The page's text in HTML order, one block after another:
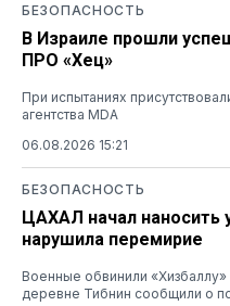
БЕЗОПАСНОСТЬ
В Израиле прошли
ПРО «Хец»
При испытаниях
агентства MDA
06.08.2026 15:21
БЕЗОПАСНОСТЬ
ЦАХАЛ начал наносить
нарушила перемирие
Военные обвинили
деревне Тибнин сообщили о